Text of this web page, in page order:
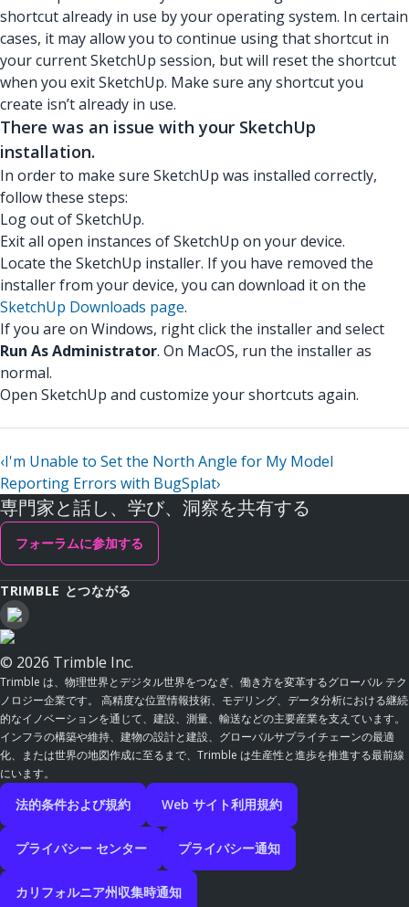
shortcut already in use by your operating system. In certain
cases, it may allow you to continue using that shortcut in
your current SketchUp session, but will reset the shortcut
when you exit SketchUp. Make sure any shortcut you
create isn’t already in use.
There was an issue with your SketchUp
installation.
In order to make sure SketchUp was installed correctly,
follow these steps:
Log out of SketchUp.
Exit all open instances of SketchUp on your device.
Locate the SketchUp installer. If you have removed the
installer from your device, you can download it on the
SketchUp Downloads page.
If you are on Windows, right click the installer and select
Run As Administrator. On MacOS, run the installer as
normal.
Open SketchUp and customize your shortcuts again.
‹I'm Unable to Set the North Angle for My Model
Reporting Errors with BugSplat›
専門家と話し、学び、洞察を共有する
フォーラムに参加する
TRIMBLE とつながる
© 2026 Trimble Inc.
Trimble は、物理世界とデジタル世界をつなぎ、働き方を変革するグローバル テク
ノロジー企業です。 高精度な位置情報技術、モデリング、データ分析における継続
的なイノベーションを通じて、建設、測量、輸送などの主要産業を支えています。
インフラの構築や維持、建物の設計と建設、グローバルサプライチェーンの最適
化、または世界の地図作成に至るまで、Trimble は生産性と進歩を推進する最前線
にいます。
法的条件および規約 Web サイト利用規約
プライバシー センター プライバシー通知
カリフォルニア州収集時通知